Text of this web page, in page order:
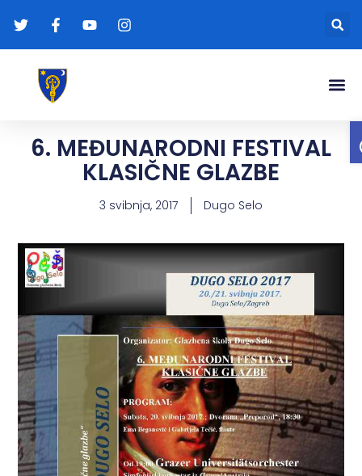
6. MEĐUNARODNI FESTIVAL
KLASIČNE GLAZBE
3 svibnja, 2017 Dugo Selo